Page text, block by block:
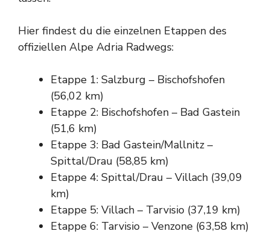
Hier findest du die einzelnen Etappen des
offiziellen Alpe Adria Radwegs:
Etappe 1: Salzburg – Bischofshofen
(56,02 km)
Etappe 2: Bischofshofen – Bad Gastein
(51,6 km)
Etappe 3: Bad Gastein/Mallnitz –
Spittal/Drau (58,85 km)
Etappe 4: Spittal/Drau – Villach (39,09
km)
Etappe 5: Villach – Tarvisio (37,19 km)
Etappe 6: Tarvisio – Venzone (63,58 km)